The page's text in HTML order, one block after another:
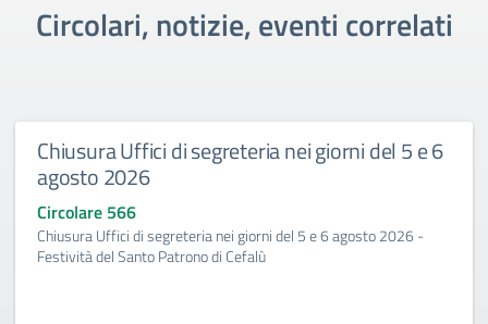
Circolari, notizie, eventi correlati
Chiusura Uffici di segreteria nei giorni del 5 e 6
agosto 2026
Circolare 566
Chiusura Uffici di segreteria nei giorni del 5 e 6 agosto 2026 -
Festività del Santo Patrono di Cefalù